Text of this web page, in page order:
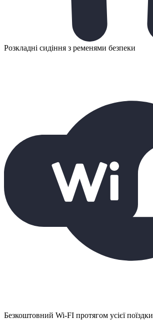
Розкладні сидіння з ременями безпеки
Безкоштовний Wi-FI протягом усієї поїздки